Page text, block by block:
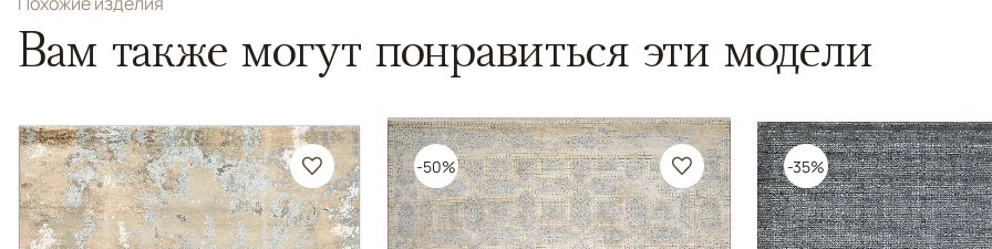
Вам также могут понравиться эти модели
-50% -35%